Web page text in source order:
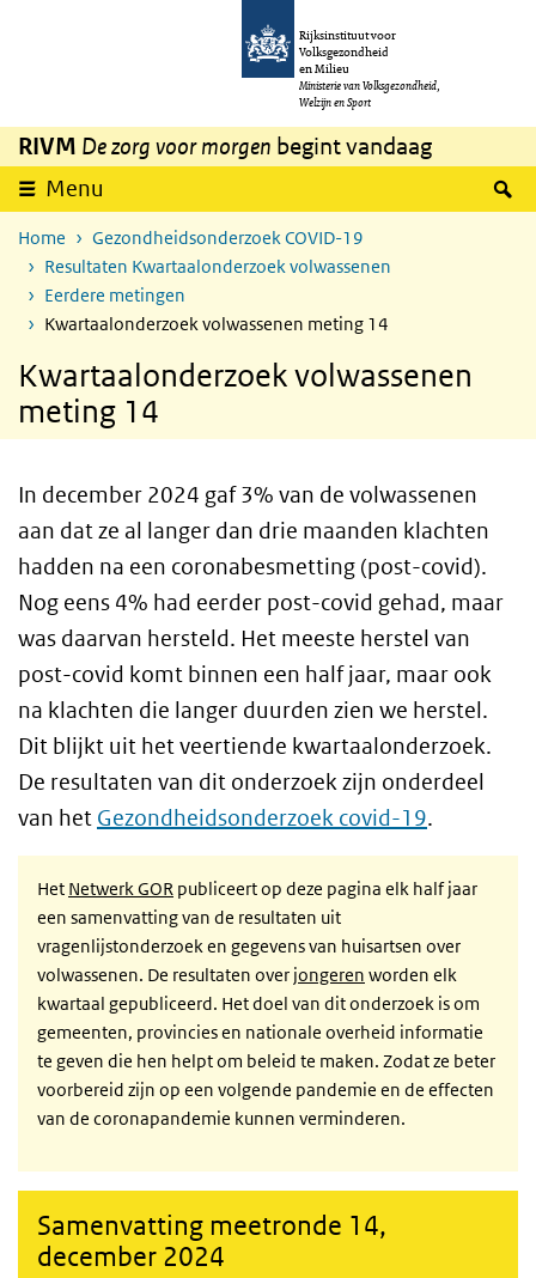
Overslaan en naar de inhoud gaan
Rijksinstituut voor
Volksgezondheid
en Milieu
Ministerie van Volksgezondheid,
Welzijn en Sport
RIVM De zorg voor morgen begint vandaag
Menu
Home
Gezondheidsonderzoek COVID-19
Resultaten Kwartaalonderzoek volwassenen
Eerdere metingen
Kwartaalonderzoek volwassenen meting 14
Kwartaalonderzoek volwassenen
meting 14
In december 2024 gaf 3% van de volwassenen
aan dat ze al langer dan drie maanden klachten
hadden na een coronabesmetting (post-covid).
Nog eens 4% had eerder post-covid gehad, maar
was daarvan hersteld. Het meeste herstel van
post-covid komt binnen een half jaar, maar ook
na klachten die langer duurden zien we herstel.
Dit blijkt uit het veertiende kwartaalonderzoek.
De resultaten van dit onderzoek zijn onderdeel
van het Gezondheidsonderzoek covid-19.
Het Netwerk GOR publiceert op deze pagina elk half jaar
een samenvatting van de resultaten uit
vragenlijstonderzoek en gegevens van huisartsen over
volwassenen. De resultaten over jongeren worden elk
kwartaal gepubliceerd. Het doel van dit onderzoek is om
gemeenten, provincies en nationale overheid informatie
te geven die hen helpt om beleid te maken. Zodat ze beter
voorbereid zijn op een volgende pandemie en de effecten
van de coronapandemie kunnen verminderen.
Samenvatting meetronde 14,
december 2024